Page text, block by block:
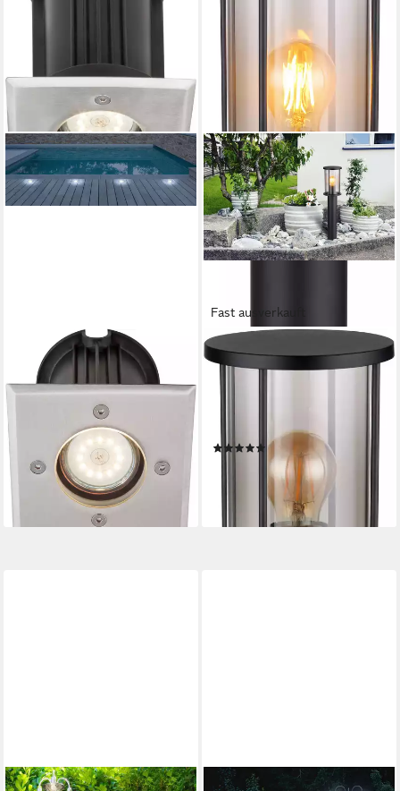
GLOBO LIGHTING
Außen-Stehlampe STYLE II,
ohne Leuchtmittel,
Außenlampe Haus IP65
Gartenbeleuchtung Terrasse
34,67 € UVP 44,99 €
-23%
lieferbar - in 6-8 Werktagen bei dir
Fast ausverkauft
GLOBO LIGHTING
Außen-Stehlampe GRACEY,
ohne Leuchtmittel,
schwarz, Rauchglas, IP54,
E27
(1)
59,85 € UVP99,99 €
lieferbar - in 4-5 Werktagen bei dir